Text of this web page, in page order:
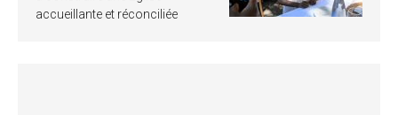
accueillante et réconciliée